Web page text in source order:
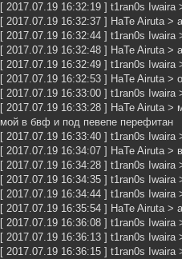
[ 2017.07.19 16:32:19 ] t1ran0s Iwaira
[ 2017.07.19 16:32:37 ] HaTe Airuta >
[ 2017.07.19 16:32:44 ] t1ran0s Iwaira
[ 2017.07.19 16:32:48 ] HaTe Airuta >
[ 2017.07.19 16:32:49 ] t1ran0s Iwaira
[ 2017.07.19 16:32:53 ] HaTe Airuta > о
[ 2017.07.19 16:33:00 ] t1ran0s Iwaira
[ 2017.07.19 16:33:28 ] HaTe Airuta >
мой в бвф и под певепе перефитан
[ 2017.07.19 16:33:40 ] t1ran0s
[ 2017.07.19 16:34:07 ] HaTe Airuta >
[ 2017.07.19 16:34:28 ] t1ran0s Iwaira
[ 2017.07.19 16:34:35 ] t1ran0s
[ 2017.07.19 16:34:44 ] t1ran0s Iwaira
[ 2017.07.19 16:35:54 ] HaTe Airuta >
[ 2017.07.19 16:36:08 ] t1ran0s Iwaira
[ 2017.07.19 16:36:13 ] t1ran0s Iwaira
[ 2017.07.19 16:36:15 ] t1ran0s Iwaira